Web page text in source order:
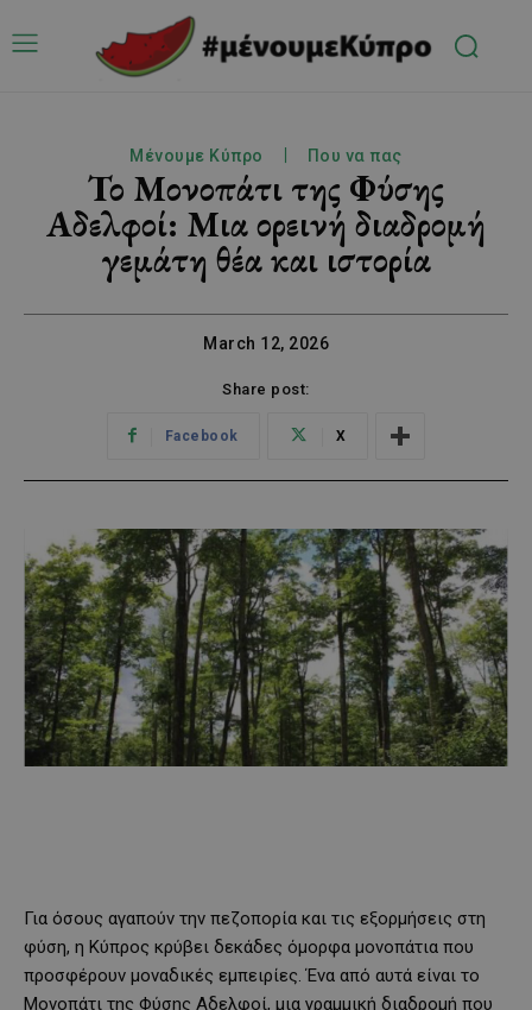
Μένουμε Κύπρο Που να πας
Το Μονοπάτι της Φύσης
Αδελφοί: Μια ορεινή διαδρομή
γεμάτη θέα και ιστορία
March 12, 2026
Share post:
Facebook X
Για όσους αγαπούν την πεζοπορία και τις εξορμήσεις στη
φύση, η Κύπρος κρύβει δεκάδες όμορφα μονοπάτια που
προσφέρουν μοναδικές εμπειρίες. Ένα από αυτά είναι το
Μονοπάτι της Φύσης Αδελφοί, μια γραμμική διαδρομή που